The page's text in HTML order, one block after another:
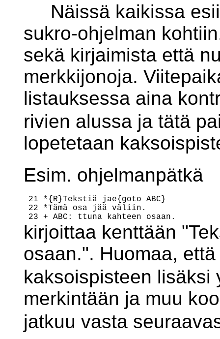
Näissä kaikissa
sukro-ohjelman
sekä kirjaimista että
merkkijonoja.
listauksessa aina
rivien alussa ja tätä
lopetetaan
Esim. ohjelmanpätkä
21 *{R}Tekstiä jae{goto ABC}
22 *Tämä osa jää väliin.
kirjoittaa kenttään
osaan.". Huomaa,
kaksoispisteen lisäksi
merkintään ja muu
jatkuu vasta